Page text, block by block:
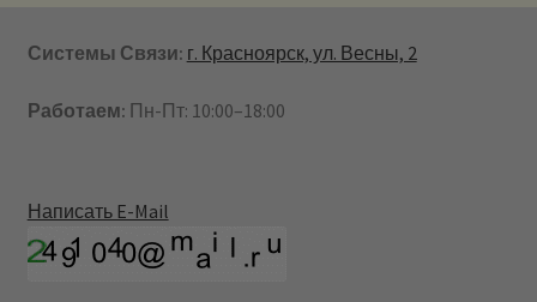
Системы Связи: г. Красноярск, ул. Весны, 2
Работаем: Пн-Пт: 10:00–18:00
Написать E-Mail